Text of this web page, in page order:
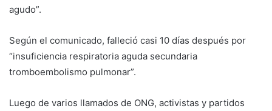
agudo”.
Según el comunicado, falleció casi 10 días después por
“insuficiencia respiratoria aguda secundaria
tromboembolismo pulmonar”.
Luego de varios llamados de ONG, activistas y partidos